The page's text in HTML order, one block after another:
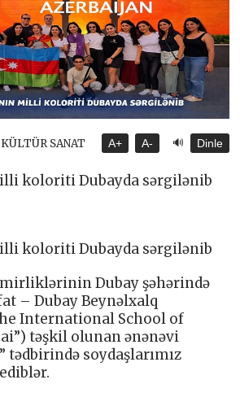
SANAT A+ A- 🔊 Dinle
koloriti Dubayda sərgilənib
koloriti Dubayda sərgilənib
Dubay şəhərində
– Dubay Beynəlxalq
International School of
təşkil olunan ənənəvi
tədbirində soydaşlarımız